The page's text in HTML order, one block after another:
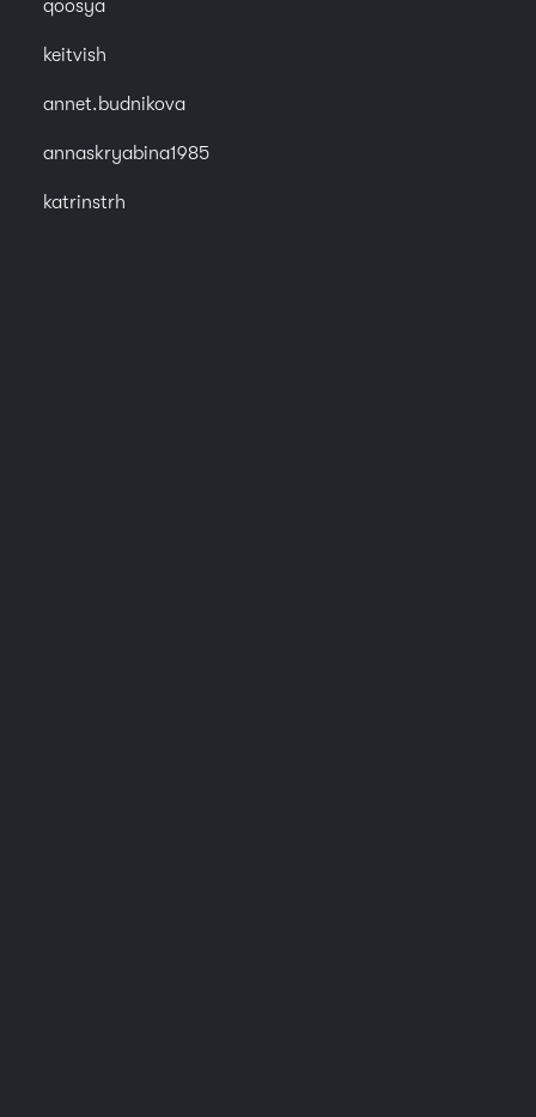
qoosya
keitvish
annet.budnikova
annaskryabina1985
katrinstrh